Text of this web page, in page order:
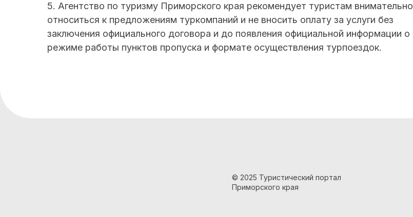
5. Агентство по туризму Приморского края рекомендует туристам внимательно
относиться к предложениям туркомпаний и не вносить оплату за услуги без
заключения официального договора и до появления официальной информации о
режиме работы пунктов пропуска и формате осуществления турпоездок.
© 2025 Туристический портал
Приморского края